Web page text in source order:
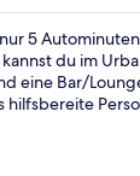
5
du im
eine Bar/